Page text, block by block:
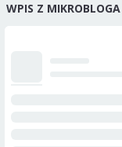
WPIS Z MIKROBLOGA